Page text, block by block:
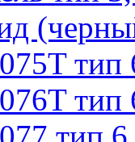
тип
тип